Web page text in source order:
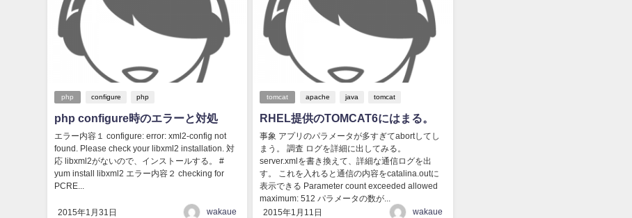
php configure php
php configure時のエラーと対処
エラー内容１ configure: error: xml2-config not
found. Please check your libxml2 installation. 対
応 libxml2がないので、インストールする。 #
yum install libxml2 エラー内容２ checking for
PCRE...
2015年1月31日 wakaue
tomcat apache java tomcat
RHEL提供のTOMCAT6にはまる。
事象 アプリのパラメータが多すぎてabortしてし
まう。 調査 ログを詳細に出してみる。
server.xmlを書き換えて、詳細な通信ログを出
す。 これを入れると通信の内容をcatalina.outに
表示できる Parameter count exceeded allowed
maximum: 512 パラメータの数が...
2015年1月11日
wakaue